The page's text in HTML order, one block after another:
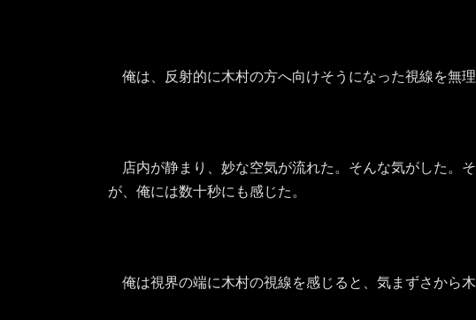
俺は、反射的に木村の方へ向けそうになった視線を無理
店内が静まり、妙な空気が流れた。そんな気がした。
が、俺には数十秒にも感じた。
俺は視界の端に木村の視線を感じると、気まずさから